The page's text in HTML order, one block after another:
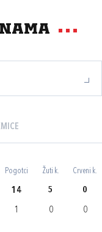
Pogotci Žuti k. Crveni k.
14 5 0
1 0 0